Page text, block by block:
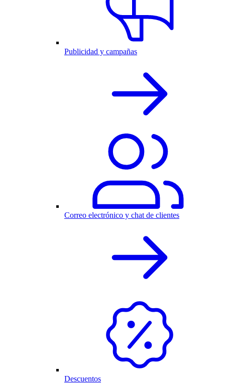
Publicidad y campañas
Correo electrónico y chat de clientes
Descuentos